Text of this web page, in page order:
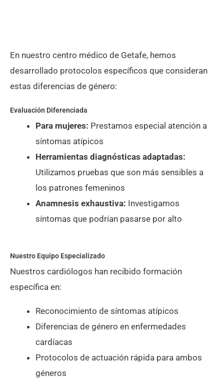
En nuestro centro médico de Getafe, hemos
desarrollado protocolos específicos que consideran
estas diferencias de género:
Evaluación Diferenciada
Para mujeres: Prestamos especial atención a
síntomas atípicos
Herramientas diagnósticas adaptadas:
Utilizamos pruebas que son más sensibles a
los patrones femeninos
Anamnesis exhaustiva: Investigamos
síntomas que podrían pasarse por alto
Nuestro Equipo Especializado
Nuestros cardiólogos han recibido formación
específica en:
Reconocimiento de síntomas atípicos
Diferencias de género en enfermedades
cardíacas
Protocolos de actuación rápida para ambos
géneros